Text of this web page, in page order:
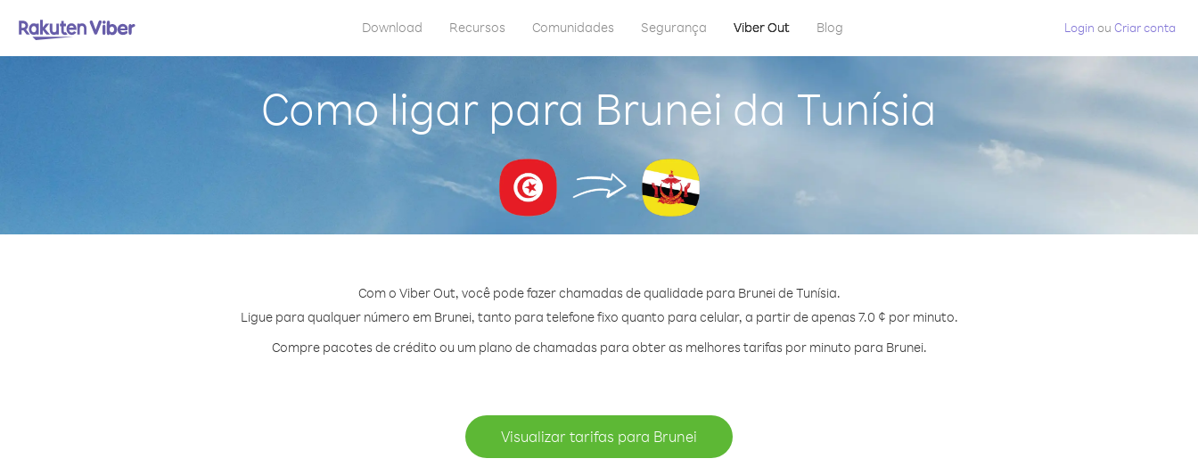
Download Recursos Comunidades Segurança Viber Out Blog Login ou Criar conta
Como ligar para Brunei da Tunísia
Com o Viber Out, você pode fazer chamadas de qualidade para Brunei de Tunísia.
Ligue para qualquer número em Brunei, tanto para telefone fixo quanto para celular, a partir de apenas 7.0 ¢ por minuto.
Compre pacotes de crédito ou um plano de chamadas para obter as melhores tarifas por minuto para Brunei.
Visualizar tarifas para Brunei